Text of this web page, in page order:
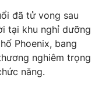
đã tử vong sau
tại khu nghỉ dưỡng
Phoenix, bang
nghiêm trọng
năng.